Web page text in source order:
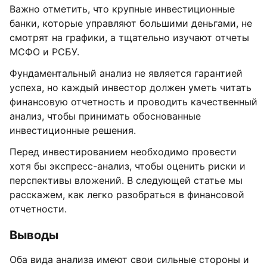
Важно отметить, что крупные инвестиционные
банки, которые управляют большими деньгами, не
смотрят на графики, а тщательно изучают отчеты
МСФО и РСБУ.
Фундаментальный анализ не является гарантией
успеха, но каждый инвестор должен уметь читать
финансовую отчетность и проводить качественный
анализ, чтобы принимать обоснованные
инвестиционные решения.
Перед инвестированием необходимо провести
хотя бы экспресс-анализ, чтобы оценить риски и
перспективы вложений. В следующей статье мы
расскажем, как легко разобраться в финансовой
отчетности.
Выводы
Оба вида анализа имеют свои сильные стороны и